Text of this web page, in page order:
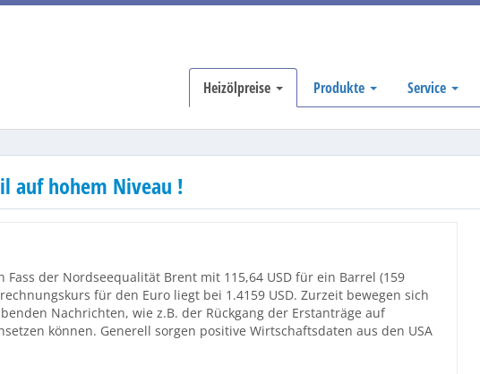
Heizölpreise Produkte Service
auf hohem Niveau !
der Nordseequalität Brent mit 115,64 USD für ein Barrel (159
für den Euro liegt bei 1.4159 USD. Zurzeit bewegen sich
Nachrichten, wie z.B. der Rückgang der Erstanträge auf
können. Generell sorgen positive Wirtschaftsdaten aus den USA